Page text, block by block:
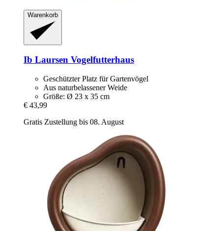
Warenkorb
Ib Laursen Vogelfutterhaus
Geschützter Platz für Gartenvögel
Aus naturbelassener Weide
Größe: Ø 23 x 35 cm
€ 43,99
Gratis Zustellung bis 08. August